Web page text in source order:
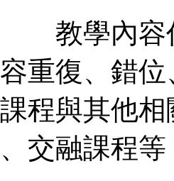
教學內容作
容重復、
課程與其他相
、交融課程